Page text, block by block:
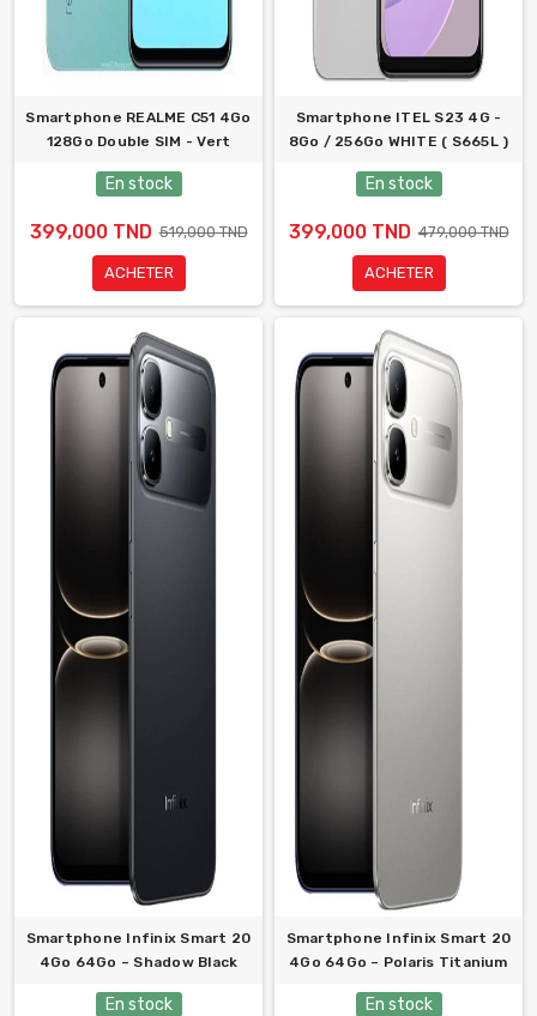
Smartphone REALME C51 4Go
128Go Double SIM - Vert
En stock
399,000 TND 519,000 TND
ACHETER
Smartphone ITEL S23 4G -
8Go / 256Go WHITE ( S665L )
En stock
399,000 TND 479,000 TND
ACHETER
Smartphone Infinix Smart 20
4Go 64Go – Shadow Black
En stock
Smartphone Infinix Smart 20
4Go 64Go – Polaris Titanium
En stock